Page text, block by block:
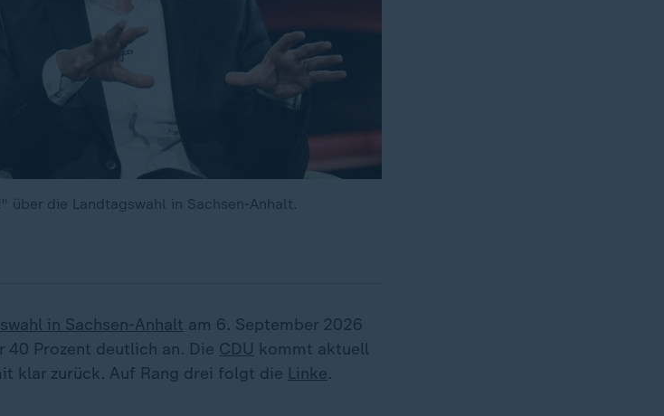
über die Landtagswahl in Sachsen-Anhalt.
in Sachsen-Anhalt am 6. September 2026
40 Prozent deutlich an. Die CDU kommt aktuell
klar zurück. Auf Rang drei folgt die Linke.